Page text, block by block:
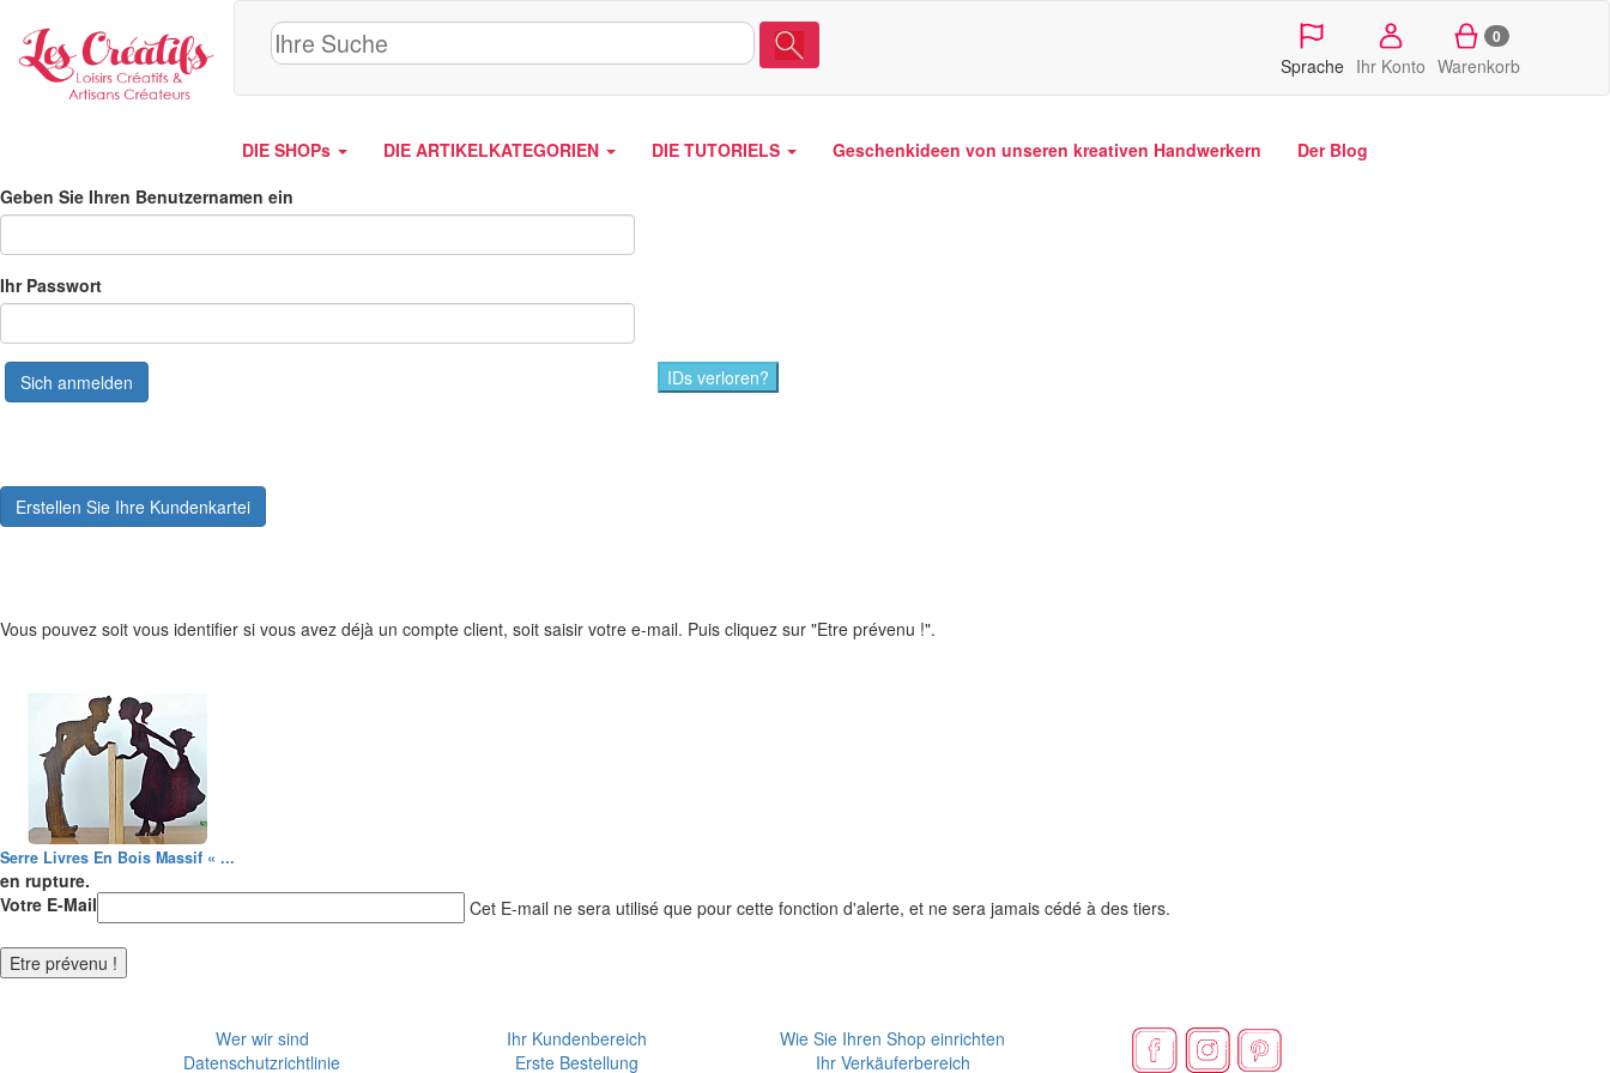
Sprache Ihr Konto
0
Warenkorb
DIE SHOPs DIE ARTIKELKATEGORIEN DIE TUTORIELS Geschenkideen von unseren kreativen Handwerkern
Der Blog
Geben Sie Ihren Benutzernamen ein
Ihr Passwort
Sich anmelden IDs verloren?
Erstellen Sie Ihre Kundenkartei
Vous pouvez soit vous identifier si vous avez déjà un compte client, soit saisir votre e-mail. Puis cliquez sur "Etre prévenu !".
Serre Livres En Bois Massif « ...
en rupture.
Votre E-Mail
Cet E-mail ne sera utilisé que pour cette fonction d'alerte, et ne sera jamais cédé à des tiers.
Wer wir sind
Datenschutzrichtlinie
Ihr Kundenbereich
Erste Bestellung
Wie Sie Ihren Shop einrichten
Ihr Verkäuferbereich